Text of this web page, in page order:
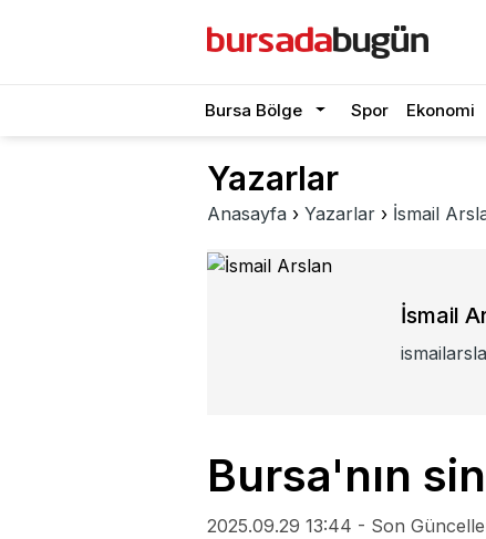
Bursa Bölge Spor Ekonomi
Yazarlar
Anasayfa › Yazarlar › İsmail
İsmail
Bursa'nın
2025.09.29 13:44 - Son